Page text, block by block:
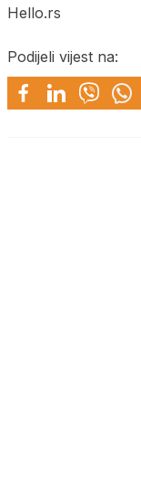
Hello.rs
Podijeli vijest na: